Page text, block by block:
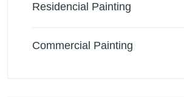
Residencial Painting
Commercial Painting